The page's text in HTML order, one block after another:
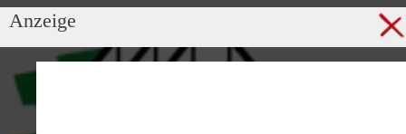
Anzeige